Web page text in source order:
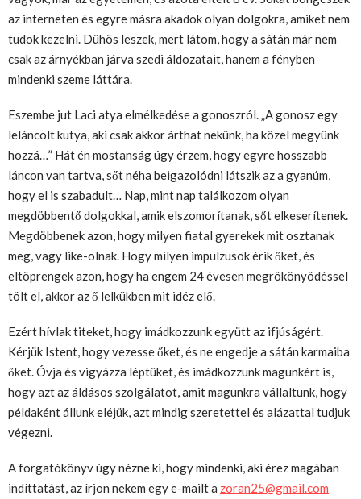
az interneten és egyre másra akadok olyan dolgokra, amiket nem
tudok kezelni. Dühös leszek, mert látom, hogy a sátán már nem
csak az árnyékban járva szedi áldozatait, hanem a fényben
mindenki szeme láttára.
Eszembe jut Laci atya elmélkedése a gonoszról. „A gonosz egy
leláncolt kutya, aki csak akkor árthat nekünk, ha közel megyünk
hozzá…” Hát én mostanság úgy érzem, hogy egyre hosszabb
láncon van tartva, sőt néha beigazolódni látszik az a gyanúm,
hogy el is szabadult… Nap, mint nap találkozom olyan
megdöbbentő dolgokkal, amik elszomorítanak, sőt elkeserítenek.
Megdöbbenek azon, hogy milyen fiatal gyerekek mit osztanak
meg, vagy like-olnak. Hogy milyen impulzusok érik őket, és
eltöprengek azon, hogy ha engem 24 évesen megrökönyödéssel
tölt el, akkor az ő lelkükben mit idéz elő.
Ezért hívlak titeket, hogy imádkozzunk együtt az ifjúságért.
Kérjük Istent, hogy vezesse őket, és ne engedje a sátán karmaiba
őket. Óvja és vigyázza léptüket, és imádkozzunk magunkért is,
hogy azt az áldásos szolgálatot, amit magunkra vállaltunk, hogy
példaként állunk eléjük, azt mindig szeretettel és alázattal tudjuk
végezni.
A forgatókönyv úgy nézne ki, hogy mindenki, aki érez magában
indíttatást, az írjon nekem egy e-mailt a zoran25@gmail.com